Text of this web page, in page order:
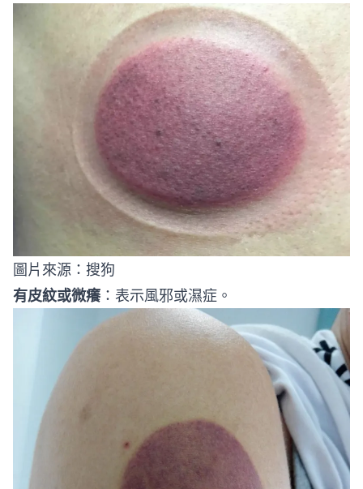
圖片來源： 搜狗
有皮紋或微癢：表示風邪或濕症。